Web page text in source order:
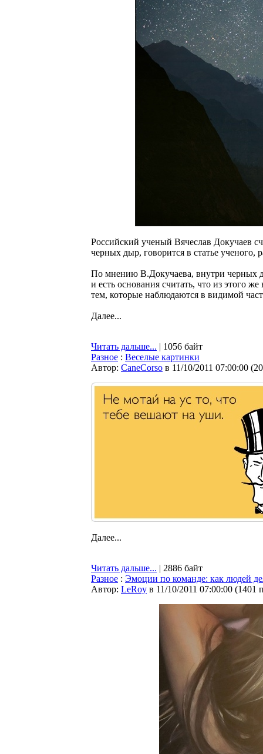
Российский ученый Вячеслав Докучаев
черных дыр, говорится в статье
По мнению В.Докучаева, внутри черных
и есть основания считать, что из этого
тем, которые наблюдаются в видимой
Далее...
Читать дальше... | 1056 байт
Разное : Веселые картинки
Автор: CaneCorso в 11/10/2011 07:00:00 (
Далее...
Читать дальше... | 2886 байт
Разное : Эмоции по команде: как людей
Автор: LeRoy в 11/10/2011 07:00:00 (1401